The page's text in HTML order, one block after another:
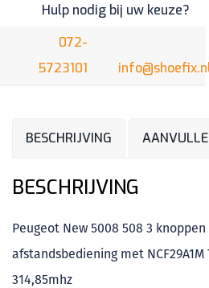
Hulp nodig bij uw keuze?
072-
5723101
BESCHRIJVING
BESCHRIJVING
Peugeot New 5008 508 3
afstandsbediening met
314,85mhz